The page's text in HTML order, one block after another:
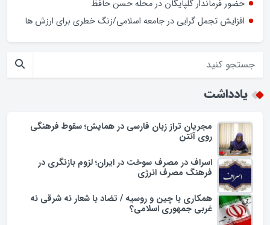
سخنگوی دولت: در ارائه خدمات به شرکت های دانش بنیان
تفاوتی بین تهران و شهرستان ها نیست
افزایش تجمل گرایی در جامعه اسلامی/زنگ خطری برای ارزش ها
یادداشت
مجریان تراز زبان فارسی در همایش؛ سقوط فرهنگی
اسراف در مصرف سوخت در ایران؛ لزوم بازنگری در